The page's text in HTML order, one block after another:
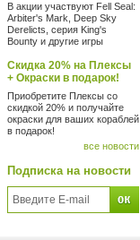
В акции участвуют Fell Seal:
Arbiter's Mark, Deep Sky
Derelicts, серия King's
Bounty и другие игры
Скидка 20% на Плексы
+ Окраски в подарок!
Приобретите Плексы со
скидкой 20% и получайте
окраски для ваших кораблей
в подарок!
все новости
Подписка на новости